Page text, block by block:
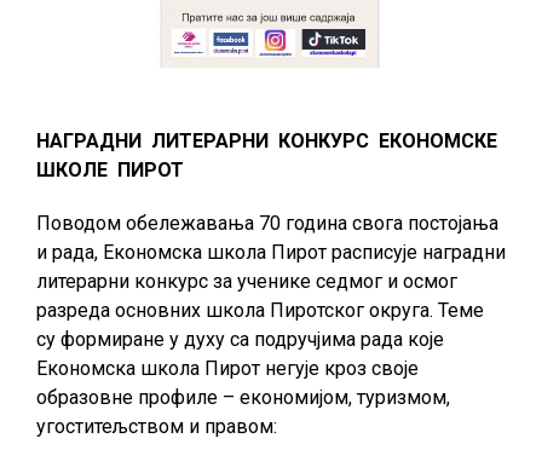
НАГРАДНИ ЛИТЕРАРНИ КОНКУРС ЕКОНОМСКЕ
ШКОЛЕ ПИРОТ
Поводом обележавања 70 година свога постојања
и рада, Економска школа Пирот расписује наградни
литерарни конкурс за ученике седмог и осмог
разреда основних школа Пиротског округа. Теме
су формиране у духу са подручјима рада које
Економска школа Пирот негује кроз своје
образовне профиле – економијом, туризмом,
угоститељством и правом: